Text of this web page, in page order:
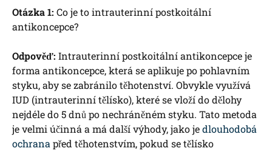
Otázka 1: Co je to intrauterinní postkoitální
antikoncepce?
Odpověď: Intrauterinní postkoitální antikoncepce je
forma antikoncepce, která se aplikuje po pohlavním
styku, aby se zabránilo těhotenství. Obvykle využívá
IUD (intrauterinní tělísko), které se vloží do dělohy
nejdéle do 5 dnů po nechráněném styku. Tato metoda
je velmi účinná a má další výhody, jako jedlouhodobá
ochranapřed těhotenstvím, pokud se tělísko